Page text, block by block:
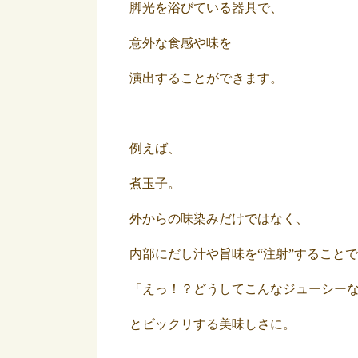
脚光を浴びている器具で、
意外な食感や味を
演出することができます。
例えば、
煮玉子。
外からの味染みだけではなく、
内部にだし汁や旨味を“注射”することで
「えっ！？どうしてこんなジューシーな
とビックリする美味しさに。